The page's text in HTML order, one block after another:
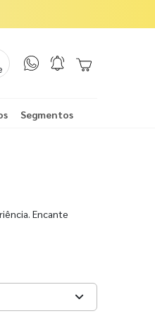
Segmentos
Encante